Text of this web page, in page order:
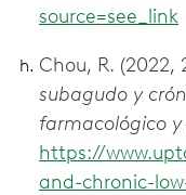
source=see_link
Chou, R. (2022,
subagudo y
farmacológico
https://
and-chronic-